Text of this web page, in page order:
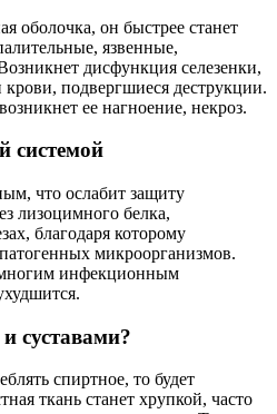
оболочка, он быстрее станет
язвенные,
дисфункция селезенки,
крови, подвергшиеся деструкции.
ее нагноение, некроз.
системой
что ослабит защиту
лизоцимного белка,
благодаря которому
микроорганизмов.
инфекционным
суставами?
спиртное, то будет
ткань станет хрупкой, часто